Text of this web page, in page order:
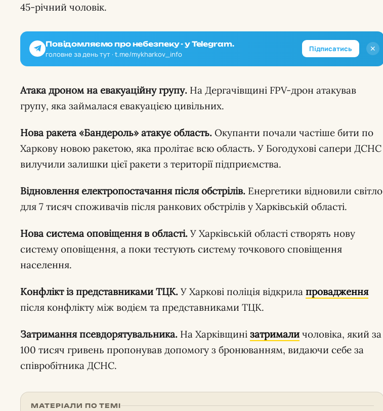
45-річний чоловік.
✕
Повідомляємо про небезпеку - у Telegram.
головне за день тут · t.me/mykharkov_info
Підписатись
Атака дроном на евакуаційну групу. На Дергачівщині FPV-дрон атакував
групу, яка займалася евакуацією цивільних.
Нова ракета «Бандероль» атакує область. Окупанти почали частіше бити по
Харкову новою ракетою, яка пролітає всю область. У Богодухові сапери ДСНС
вилучили залишки цієї ракети з території підприємства.
Відновлення електропостачання після обстрілів. Енергетики відновили світло
для 7 тисяч споживачів після ранкових обстрілів у Харківській області.
Нова система оповіщення в області. У Харківській області створять нову
систему оповіщення, а поки тестують систему точкового сповіщення
населення.
Конфлікт із представниками ТЦК. У Харкові поліція відкрила провадження
після конфлікту між водієм та представниками ТЦК.
Затримання псевдорятувальника. На Харківщині затримали чоловіка, який за
100 тисяч гривень пропонував допомогу з бронюванням, видаючи себе за
співробітника ДСНС.
МАТЕРІАЛИ ПО ТЕМІ